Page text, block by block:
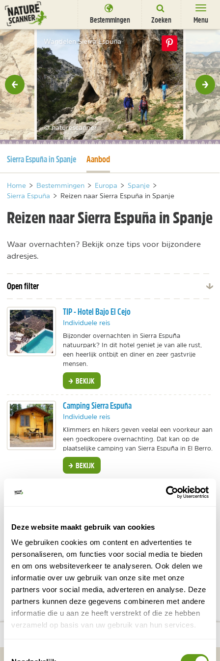
Deze website maakt gebruik van cookies
We gebruiken cookies om content en advertenties te
personaliseren, om functies voor social media te bieden
en om ons websiteverkeer te analyseren. Ook delen we
informatie over uw gebruik van onze site met onze
partners voor social media, adverteren en analyse. Deze
partners kunnen deze gegevens combineren met andere
informatie die u aan ze heeft verstrekt of die ze hebben
verzameld op basis van uw gebruik van hun services.
Ga
naar
content
Bestemmingen Zoeken Menu
Bestemmingen
Overnachten
Activiteiten
Natuurparken
Dieren
Nieuwsbrief Uitgelicht
Wandelen Sierra Espuña
© naturescanner
Huidige pagina
Sierra Espuña in Spanje Huidige pagina
Aanbod
Home > Bestemmingen > Europa > Spanje >
Sierra Espuña > Reizen naar Sierra Espuña in Spanje
Reizen naar Sierra Espuña in Spanje
Waar overnachten? Bekijk onze tips voor bijzondere
adresjes.
Open filter
TIP - Hotel Bajo El Cejo
Individuele reis
Bijzonder overnachten in Sierra Espuña
natuurpark? In dit hotel geniet je van alle rust,
een heerlijk ontbijt en diner en zeer gastvrije
mensen.
BEKIJK
Camping Sierra Espuña
Individuele reis
Klimmers en hikers geven veelal een voorkeur aan
een goedkopere overnachting. Dat kan op de
plaatselijke camping van Sierra Espuña in El Berro.
BEKIJK
Ontbijtis inclusief.
BEKIJK
Deel deze pagina! DELEN OP FACEBOOK
DELEN OP XDELEN VIA DE MAILDELEN OP PINTEREST
DELEN OP
number_of_trips:
3